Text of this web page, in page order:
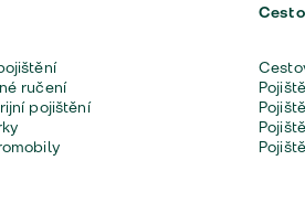
ručení
pojištění